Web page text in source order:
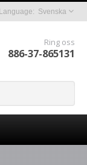
Svenska
Ring oss
886-37-865131